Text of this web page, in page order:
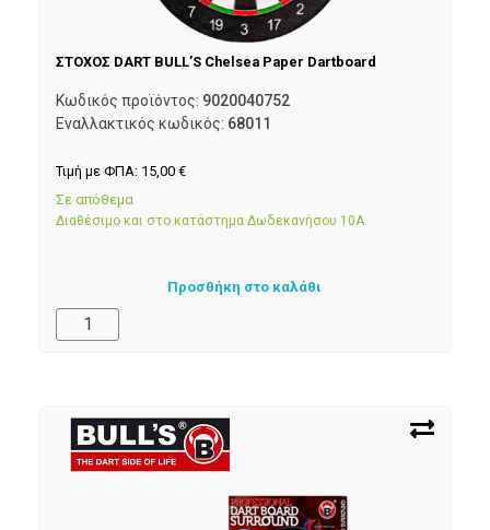
ΣΤΟΧΟΣ DART BULL’S Chelsea Paper Dartboard
Κωδικός προϊόντος: 9020040752
Εναλλακτικός κωδικός: 68011
Τιμή με ΦΠΑ: 15,00 €
Σε απόθεμα
Διαθέσιμο και στο κατάστημα Δωδεκανήσου 10Α
Προσθήκη στο καλάθι